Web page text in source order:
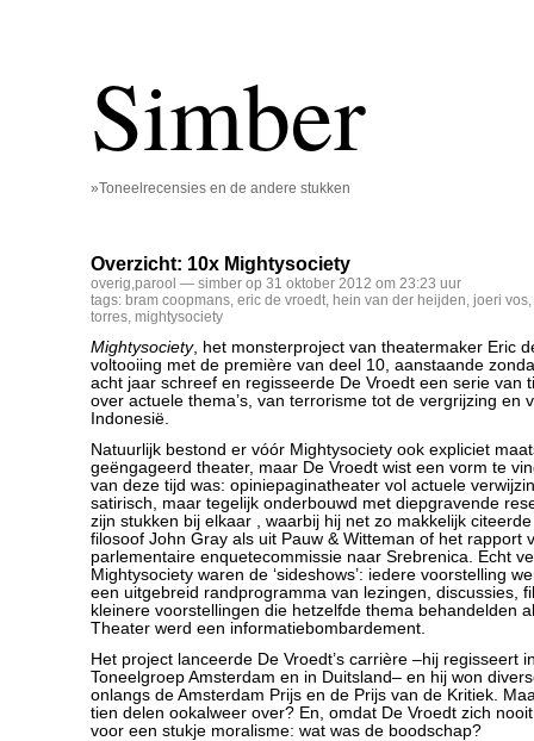
Simber
»Toneelrecensies en de andere stukken
Overzicht: 10x Mightysociety
overig,parool — simber op 31 oktober 2012 om 23:23 uur
tags: bram coopmans, eric de vroedt, hein van der heijden, joeri vos,
torres, mightysociety
Mightysociety, het monsterproject van theatermaker Eric
voltooiing met de première van deel 10, aanstaande
acht jaar schreef en regisseerde De Vroedt een serie van
over actuele thema’s, van terrorisme tot de vergrijzing en
Indonesië.
Natuurlijk bestond er vóór Mightysociety ook expliciet
geëngageerd theater, maar De Vroedt wist een vorm te
van deze tijd was: opiniepaginatheater vol actuele
satirisch, maar tegelijk onderbouwd met diepgravende
zijn stukken bij elkaar , waarbij hij net zo makkelijk
filosoof John Gray als uit Pauw & Witteman of het rapport
parlementaire enquetecommissie naar Srebrenica. Echt
Mightysociety waren de ‘sideshows’: iedere voorstelling
een uitgebreid randprogramma van lezingen, discussies,
kleinere voorstellingen die hetzelfde thema behandelden
Theater werd een informatiebombardement.
Het project lanceerde De Vroedt’s carrière –hij regisseert
Toneelgroep Amsterdam en in Duitsland– en hij won
onlangs de Amsterdam Prijs en de Prijs van de Kritiek.
tien delen ookalweer over? En, omdat De Vroedt zich
voor een stukje moralisme: wat was de boodschap?